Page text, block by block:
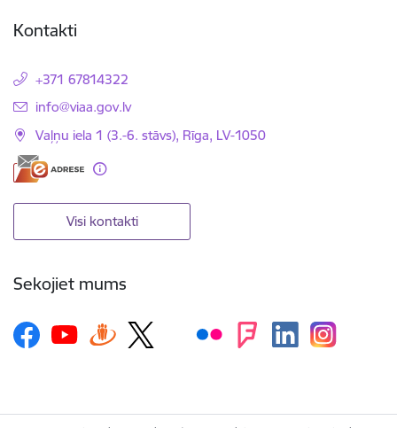
Kontakti
+371 67814322
E-pasts:
info@viaa.gov.lv
Vaļņu iela 1 (3.-6. stāvs), Rīga, LV-1050
Visi kontakti
Sekojiet mums